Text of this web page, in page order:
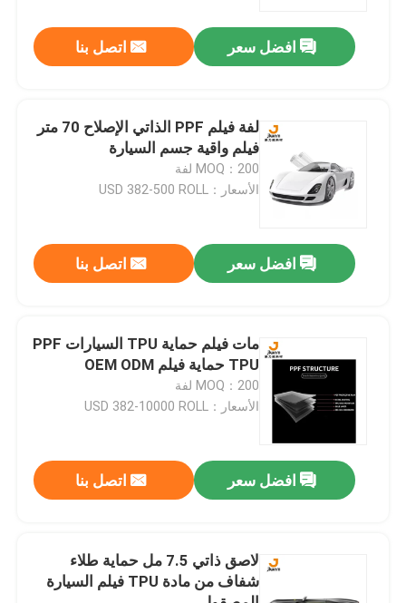
حول بنا
جولة في المعمل
اتصل بنا
جميع القضايا
افضل سعر اتصل بنا
لفة فيلم PPF الذاتي الإصلاح 70 متر
فيلم واقية جسم السيارة
MOQ：200 لفة
الأسعار：USD 382-500 ROLL
افضل سعر اتصل بنا
مات فيلم حماية TPU السيارات PPF
TPU حماية فيلم OEM ODM
MOQ：200 لفة
الأسعار：USD 382-10000 ROLL
افضل سعر اتصل بنا
لاصق ذاتي 7.5 مل حماية طلاء
شفاف من مادة TPU فيلم السيارة